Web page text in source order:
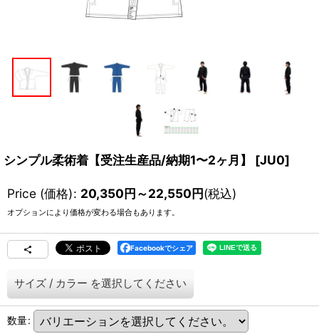
シンプル柔術着【受注生産品/納期1〜2ヶ月】 [JU0]
Price (価格): 20,350円～22,550円(税込)
オプションにより価格が変わる場合もあります。
Facebookでシェア
サイズ / カラー を選択してください
数量: